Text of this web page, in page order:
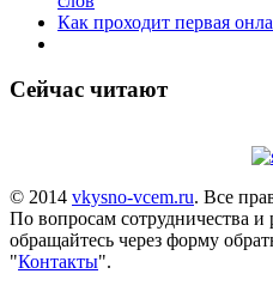
Как проходит первая
Сейчас читают
© 2014 vkysno-vcem.ru. Все
По вопросам сотрудничества
обращайтесь через форму
"Контакты".